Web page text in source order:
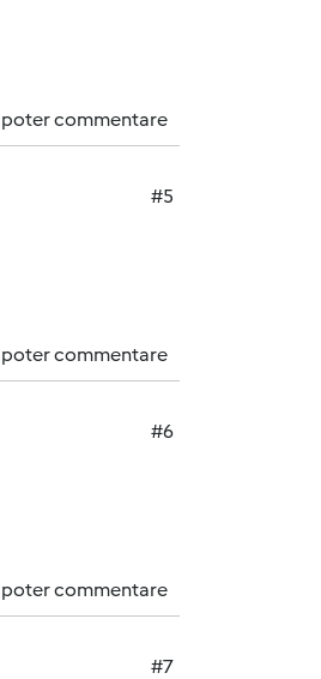
commentare
#5
commentare
#6
commentare
#7